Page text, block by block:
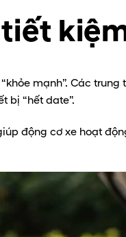
mạnh”. Các
bị “hết date”.
động cơ xe hoạt